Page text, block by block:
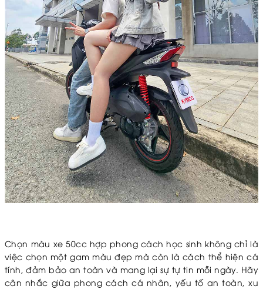
Chọn màu xe 50cc hợp phong cách học sinh không chỉ là
việc chọn một gam màu đẹp mà còn là cách thể hiện cá
tính, đảm bảo an toàn và mang lại sự tự tin mỗi ngày. Hãy
cân nhắc giữa phong cách cá nhân, yếu tố an toàn, xu